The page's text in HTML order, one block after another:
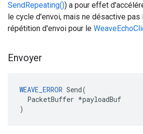
SendRepeating()) a pour effet
le cycle d'envoi, mais ne désactive pas
répétition d'envoi pour le
Envoyer
WEAVE_ERROR Send(
PacketBuffer *payloadBuf
)